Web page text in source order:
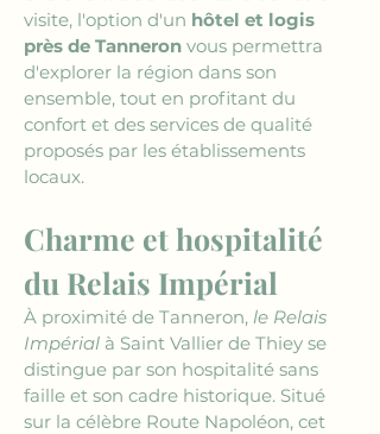
visite, l'option d'un hôtel et logis
près de Tanneron vous permettra
d'explorer la région dans son
ensemble, tout en profitant du
confort et des services de qualité
proposés par les établissements
locaux.
Charme et hospitalité
du Relais Impérial
À proximité de Tanneron, le Relais
Impérial à Saint Vallier de Thiey se
distingue par son hospitalité sans
faille et son cadre historique. Situé
sur la célèbre Route Napoléon, cet